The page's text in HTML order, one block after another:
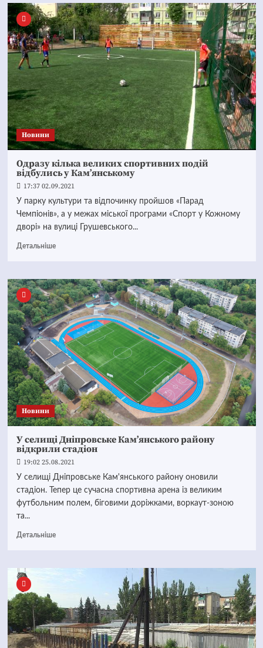
Новини
Одразу кілька великих спортивних подій
відбулись у Кам’янському
17:37 02.09.2021
У парку культури та відпочинку пройшов «Парад
Чемпіонів», а у межах міської програми «Спорт у Кожному
дворі» на вулиці Грушевського...
Детальніше
Новини
У селищі Дніпровське Кам’янського району
відкрили стадіон
19:02 25.08.2021
У селищі Дніпровське Кам'янського району оновили
стадіон. Тепер це сучасна спортивна арена із великим
футбольним полем, біговими доріжками, воркаут-зоною
та...
Детальніше